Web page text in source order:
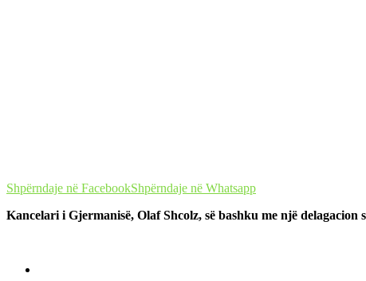
Shpërndaje në FacebookShpërndaje në Whatsapp
Kancelari i Gjermanisë, Olaf Shcolz, së bashku me një